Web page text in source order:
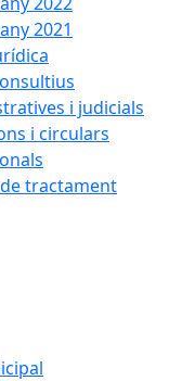
2021
i judicials
i circulars
tractament